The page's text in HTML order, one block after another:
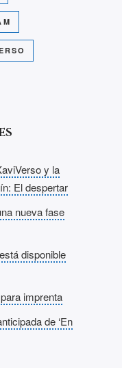
y la
El despertar
nueva fase
disponible
imprenta
de ‘En